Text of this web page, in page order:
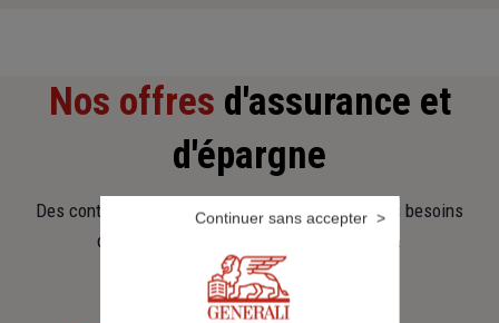
Nos offres d'assurance et
d'épargne
Des contrats clairs et flexibles pour sécuriser vos besoins
d’aujourd’hui et anticiper ceux de demain.
Continuer sans accepter